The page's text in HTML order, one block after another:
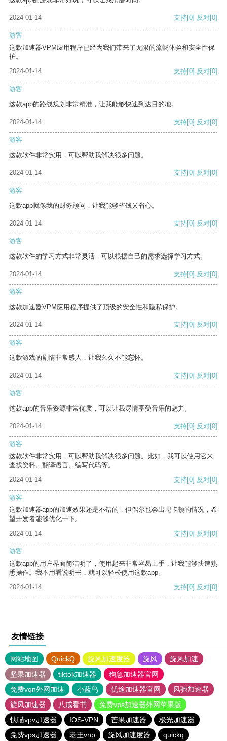
2024-01-14 支持[0] 反对[0]
游客
这款加速器VPM应用程序已经为我们带来了无限的流畅体验和安全性保
护。
2024-01-14
支持[0] 反对[0]
游客
这款app的路线规划非常精准，让我能够快速到达目的地。
2024-01-14 支持[0] 反对[0]
游客
这款软件非常实用，可以帮助我解决很多问题。
2024-01-14 支持[0] 反对[0]
游客
这款app就像我的财务顾问，让我能够省钱又省心。
2024-01-14 支持[0] 反对[0]
游客
这款软件的学习方式非常灵活，可以根据自己的需求选择学习方式。
2024-01-14 支持[0] 反对[0]
游客
这款加速器VPM应用程序提供了顶级的安全性和隐私保护。
2024-01-14 支持[0] 反对[0]
游客
这款游戏的剧情非常感人，让我久久不能忘怀。
2024-01-14 支持[0] 反对[0]
游客
这款app的音乐资源非常优质，可以让我尽情享受音乐的魅力。
2024-01-14 支持[0] 反对[0]
游客
这款软件非常实用，可以帮助我解决很多问题。比如，我可以使用它来
查找资料、翻译语言、编写代码等。
2024-01-14
支持[0] 反对[0]
游客
这款加速器app的加速效果还是不错的，但偶尔也会出现卡顿的情况，希
望开发者能够优化一下。
2024-01-14
支持[0] 反对[0]
游客
这款app的用户界面简洁明了，使用起来非常容易上手，让我能够快速熟
悉操作。我不用看说明书，就可以轻松使用这款app。
2024-01-14
支持[0] 反对[0]
友情链接
网站地图 QuickQ 旋风加速度器 旋风
旋风加速
坚果加速器
tiktok加速器
狗急加速器官网
免费vqn外网加速
小蓝鸟 优途加速器官网
风驰加速器
旋风加速器
八戒看书
免费vps加速器外网苹果版
快喵vpv加速器
IOS-VPN 芒果加速器
极光加速器
免费vps加速器
老王vnp 旋风加速度器 quickq